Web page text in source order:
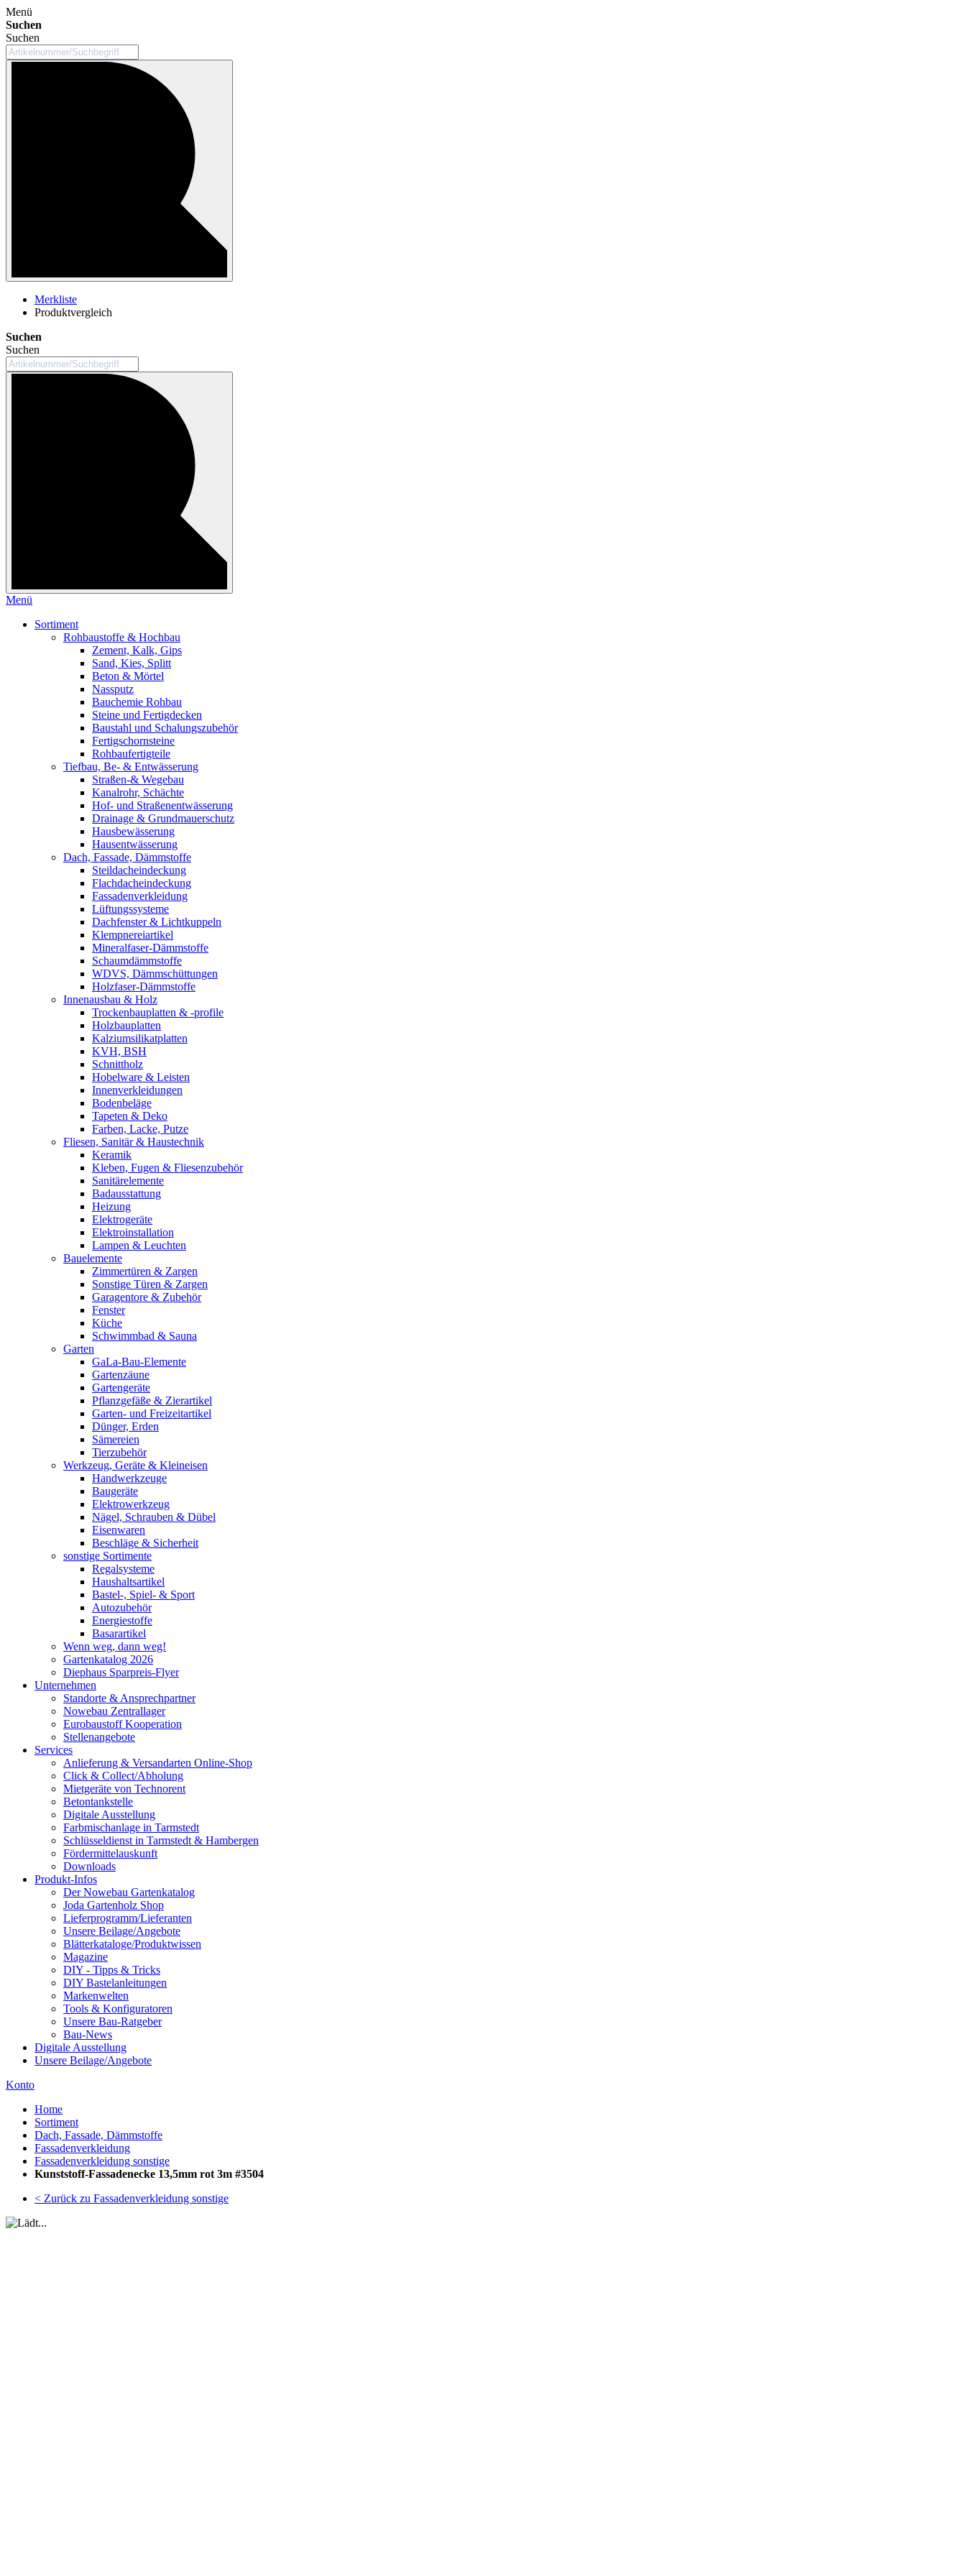
Menü
Suchen
Suchen
Merkliste
Produktvergleich
Suchen
Suchen
Menü
Sortiment
Rohbaustoffe & Hochbau
Zement, Kalk, Gips
Sand, Kies, Splitt
Beton & Mörtel
Nassputz
Bauchemie Rohbau
Steine und Fertigdecken
Baustahl und Schalungszubehör
Fertigschornsteine
Rohbaufertigteile
Tiefbau, Be- & Entwässerung
Straßen-& Wegebau
Kanalrohr, Schächte
Hof- und Straßenentwässerung
Drainage & Grundmauerschutz
Hausbewässerung
Hausentwässerung
Dach, Fassade, Dämmstoffe
Steildacheindeckung
Flachdacheindeckung
Fassadenverkleidung
Lüftungssysteme
Dachfenster & Lichtkuppeln
Klempnereiartikel
Mineralfaser-Dämmstoffe
Schaumdämmstoffe
WDVS, Dämmschüttungen
Holzfaser-Dämmstoffe
Innenausbau & Holz
Trockenbauplatten & -profile
Holzbauplatten
Kalziumsilikatplatten
KVH, BSH
Schnittholz
Hobelware & Leisten
Innenverkleidungen
Bodenbeläge
Tapeten & Deko
Farben, Lacke, Putze
Fliesen, Sanitär & Haustechnik
Keramik
Kleben, Fugen & Fliesenzubehör
Sanitärelemente
Badausstattung
Heizung
Elektrogeräte
Elektroinstallation
Lampen & Leuchten
Bauelemente
Zimmertüren & Zargen
Sonstige Türen & Zargen
Garagentore & Zubehör
Fenster
Küche
Schwimmbad & Sauna
Garten
GaLa-Bau-Elemente
Gartenzäune
Gartengeräte
Pflanzgefäße & Zierartikel
Garten- und Freizeitartikel
Dünger, Erden
Sämereien
Tierzubehör
Werkzeug, Geräte & Kleineisen
Handwerkzeuge
Baugeräte
Elektrowerkzeug
Nägel, Schrauben & Dübel
Eisenwaren
Beschläge & Sicherheit
sonstige Sortimente
Regalsysteme
Haushaltsartikel
Bastel-, Spiel- & Sport
Autozubehör
Energiestoffe
Basarartikel
Wenn weg, dann weg!
Gartenkatalog 2026
Diephaus Sparpreis-Flyer
Unternehmen
Standorte & Ansprechpartner
Nowebau Zentrallager
Eurobaustoff Kooperation
Stellenangebote
Services
Anlieferung & Versandarten Online-Shop
Click & Collect/Abholung
Mietgeräte von Technorent
Betontankstelle
Digitale Ausstellung
Farbmischanlage in Tarmstedt
Schlüsseldienst in Tarmstedt & Hambergen
Fördermittelauskunft
Downloads
Produkt-Infos
Der Nowebau Gartenkatalog
Joda Gartenholz Shop
Lieferprogramm/Lieferanten
Unsere Beilage/Angebote
Blätterkataloge/Produktwissen
Magazine
DIY - Tipps & Tricks
DIY Bastelanleitungen
Markenwelten
Tools & Konfiguratoren
Unsere Bau-Ratgeber
Bau-News
Digitale Ausstellung
Unsere Beilage/Angebote
Konto
Home
Sortiment
Dach, Fassade, Dämmstoffe
Fassadenverkleidung
Fassadenverkleidung sonstige
Kunststoff-Fassadenecke 13,5mm rot 3m #3504
< Zurück zu Fassadenverkleidung sonstige